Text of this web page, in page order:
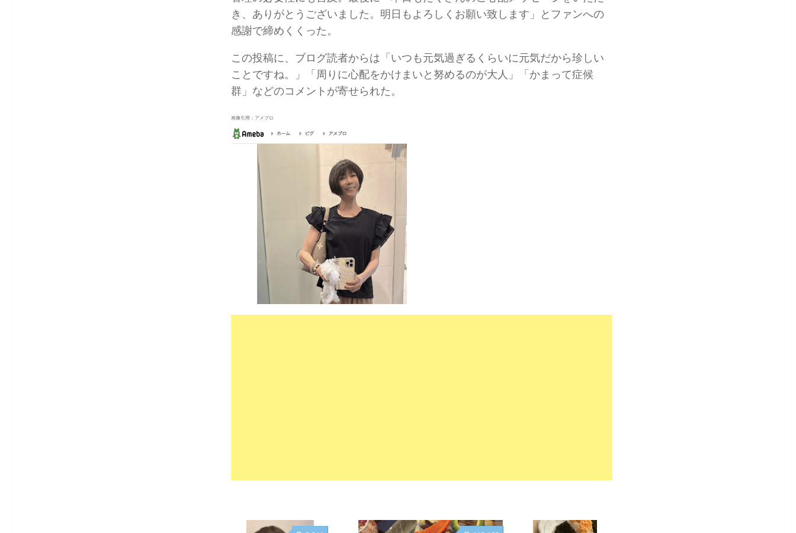
き、ありがとうございました。明日もよろしくお願い致します」とファンへの
感謝で締めくくった。
この投稿に、ブログ読者からは「いつも元気過ぎるくらいに元気だから珍しい
ことですね。」「周りに心配をかけまいと努めるのが大人」「かまって症候
群」などのコメントが寄せられた。
画像引用；アメブロ